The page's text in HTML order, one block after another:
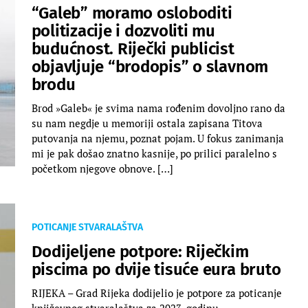
“Galeb” moramo osloboditi
politizacije i dozvoliti mu
budućnost. Riječki publicist
objavljuje “brodopis” o slavnom
brodu
Brod »Galeb« je svima nama rođenim dovoljno rano da
su nam negdje u memoriji ostala zapisana Titova
putovanja na njemu, poznat pojam. U fokus zanimanja
mi je pak došao znatno kasnije, po prilici paralelno s
početkom njegove obnove. […]
POTICANJE STVARALAŠTVA
Dodijeljene potpore: Riječkim
piscima po dvije tisuće eura bruto
RIJEKA – Grad Rijeka dodijelio je potpore za poticanje